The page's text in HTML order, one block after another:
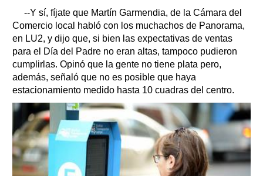
--Y sí, fíjate que Martín Garmendia, de la Cámara del
Comercio local habló con los muchachos de Panorama,
en LU2, y dijo que, si bien las expectativas de ventas
para el Día del Padre no eran altas, tampoco pudieron
cumplirlas. Opinó que la gente no tiene plata pero,
además, señaló que no es posible que haya
estacionamiento medido hasta 10 cuadras del centro.